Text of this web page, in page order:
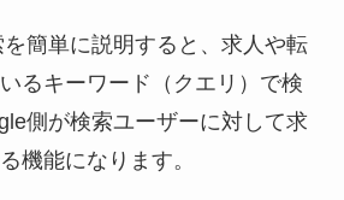
簡単に説明すると、求人や転
るキーワード（クエリ）で検
側が検索ユーザーに対して求
機能になります。